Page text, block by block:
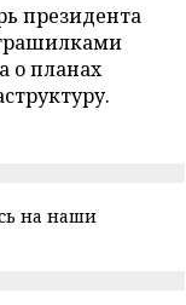
президента
о планах
на наши